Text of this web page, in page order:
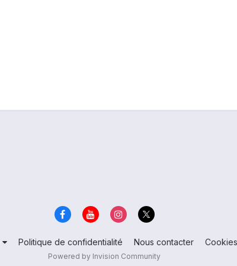
Politique de confidentialité Nous contacter Cookies
Powered by Invision Community